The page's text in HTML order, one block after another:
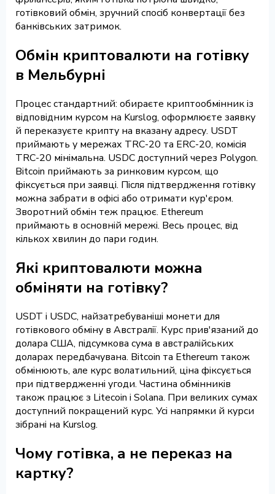
готівковий обмін, зручний спосіб конвертації без
банківських затримок.
Обмін криптовалюти на готівку
в Мельбурні
Процес стандартний: обираєте криптообмінник із
відповідним курсом на Kurslog, оформлюєте заявку
й переказуєте крипту на вказану адресу. USDT
приймають у мережах TRC-20 та ERC-20, комісія
TRC-20 мінімальна. USDC доступний через Polygon.
Bitcoin приймають за ринковим курсом, що
фіксується при заявці. Після підтвердження готівку
можна забрати в офісі або отримати кур'єром.
Зворотний обмін теж працює. Ethereum
приймають в основній мережі. Весь процес, від
кількох хвилин до пари годин.
Які криптовалюти можна
обміняти на готівку?
USDT і USDC, найзатребуваніші монети для
готівкового обміну в Австралії. Курс прив'язаний до
долара США, підсумкова сума в австралійських
доларах передбачувана. Bitcoin та Ethereum також
обмінюють, але курс волатильний, ціна фіксується
при підтвердженні угоди. Частина обмінників
також працює з Litecoin і Solana. При великих сумах
доступний покращений курс. Усі напрямки й курси
зібрані на Kurslog.
Чому готівка, а не переказ на
картку?